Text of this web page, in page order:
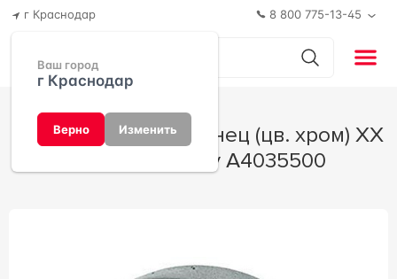
г Краснодар
Ваш город
г Краснодар
Верно Изменить
8 800 775-13-45
AMPM Serenity A4035500